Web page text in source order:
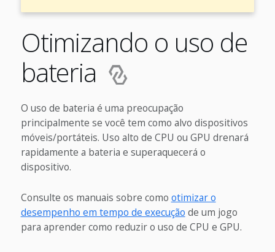
Otimizando o uso de
bateria
O uso de bateria é uma preocupação
principalmente se você tem como alvo dispositivos
móveis/portáteis. Uso alto de CPU ou GPU drenará
rapidamente a bateria e superaquecerá o
dispositivo.
Consulte os manuais sobre como otimizar o
desempenho em tempo de execução de um jogo
para aprender como reduzir o uso de CPU e GPU.